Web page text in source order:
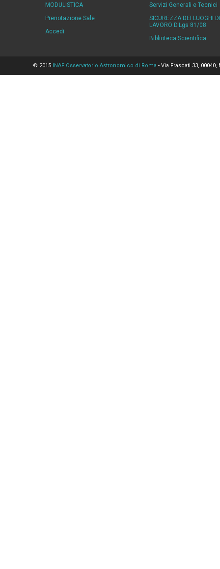
MODULISTICA
Prenotazione Sale
Accedi
Servizi Generali e Tecnici
SICUREZZA DEI LUOGHI DI
LAVORO D.Lgs 81/08
Biblioteca Scientifica
© 2015 INAF Osservatorio Astronomico di Roma - Via Frascati 33,